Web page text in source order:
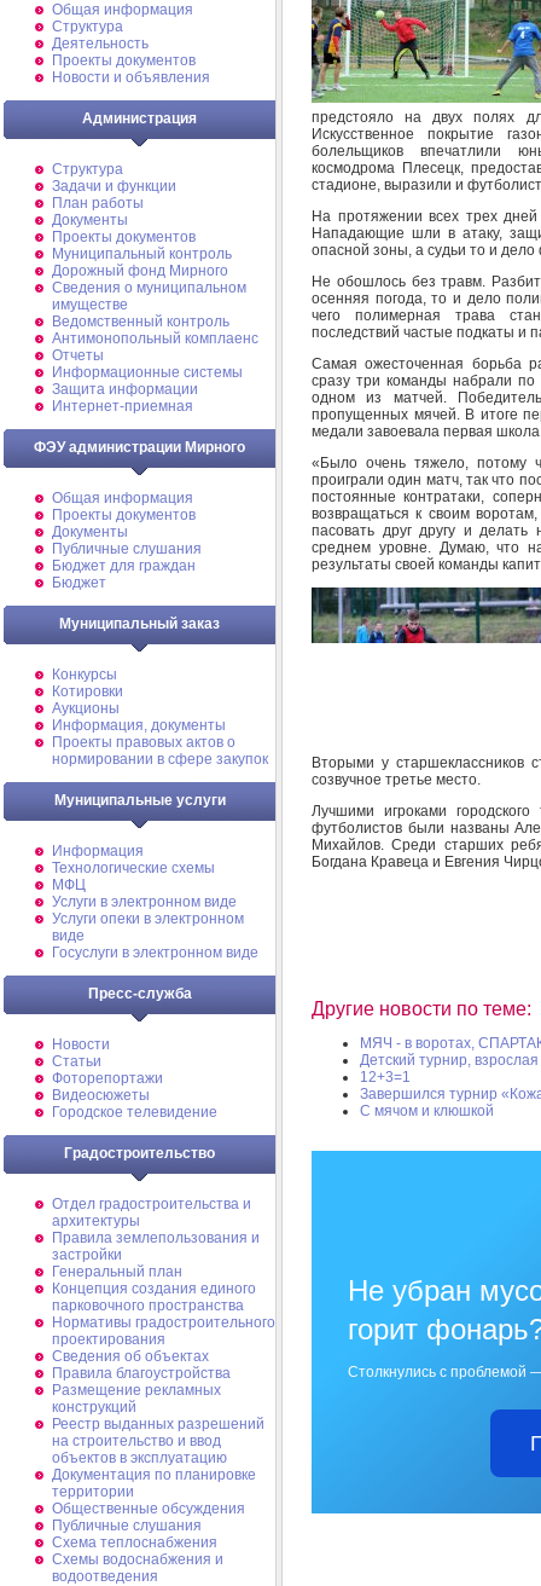
Общая информация
Структура
Деятельность
Проекты документов
Новости и объявления
Администрация
Структура
Задачи и функции
План работы
Документы
Проекты документов
Муниципальный контроль
Дорожный фонд Мирного
Cведения о муниципальном
имуществе
Ведомственный контроль
Антимонопольный комплаенс
Отчеты
Информационные системы
Защита информации
Интернет-приемная
ФЭУ администрации Мирного
Общая информация
Проекты документов
Документы
Публичные слушания
Бюджет для граждан
Бюджет
Муниципальный заказ
Конкурсы
Котировки
Аукционы
Информация, документы
Проекты правовых актов о
нормировании в сфере закупок
Муниципальные услуги
Информация
Технологические схемы
МФЦ
Услуги в электронном виде
Услуги опеки в электронном
виде
Госуслуги в электронном виде
Пресс-служба
Новости
Статьи
Фоторепортажи
Видеосюжеты
Городское телевидение
Градостроительство
Отдел градостроительства и
архитектуры
Правила землепользования и
застройки
Генеральный план
Концепция создания единого
парковочного пространства
Нормативы градостроительного
проектирования
Сведения об объектах
Правила благоустройства
Размещение рекламных
конструкций
Реестр выданных разрешений
на строительство и ввод
объектов в эксплуатацию
Документация по планировке
территории
Общественные обсуждения
Публичные слушания
Схема теплоснабжения
Схемы водоснабжения и
водоотведения
предстояло на двух полях
Искусственное покрытие
болельщиков впечатлили
космодрома Плесецк,
стадионе, выразили и
На протяжении всех трех
Нападающие шли в атаку,
опасной зоны, а судьи то и дело
Не обошлось без травм.
осенняя погода, то и дело
чего полимерная трава
последствий частые подкаты и
Самая ожесточенная борьба
сразу три команды набрали
одном из матчей.
пропущенных мячей. В итоге
медали завоевала первая
«Было очень тяжело, потому
проиграли один матч, так что
постоянные контратаки,
возвращаться к своим
пасовать друг другу и делать
среднем уровне. Думаю, что
результаты своей команды
Вторыми у
созвучное третье место.
Лучшими игроками
футболистов были названы
Михайлов. Среди старших
Богдана Кравеца и Евгения
Другие новости по теме:
МЯЧ - в воротах,
Детский турнир, взрослая
12+3=1
Завершился турнир
С мячом и клюшкой
Не убран
горит
Столкнулись с проблемой